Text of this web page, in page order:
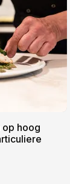
op hoog